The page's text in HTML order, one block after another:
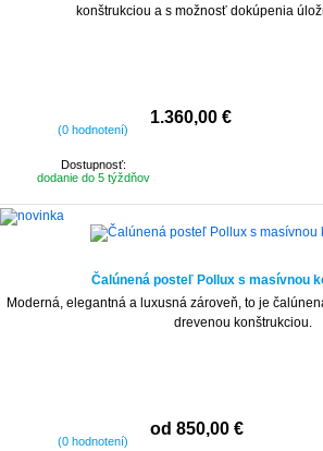
konštrukciou a s možnosť dokúpenia
(0 hodnotení)
Dostupnosť:
dodanie do 5 týždňov
1.360,00 €
Čalúnená posteľ Pollux s masívnou
Moderná, elegantná a luxusná zároveň, to je
drevenou konštrukciou.
(0 hodnotení)
od 850,00 €